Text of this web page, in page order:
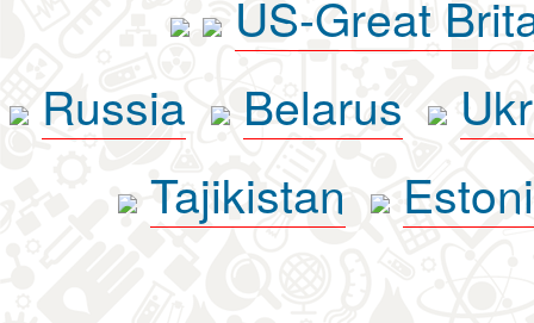
US-Great
Russia
Belarus
Tajikistan